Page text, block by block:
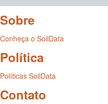
Sobre
Conheça o SoilData
Política
Políticas SoilData
Contato